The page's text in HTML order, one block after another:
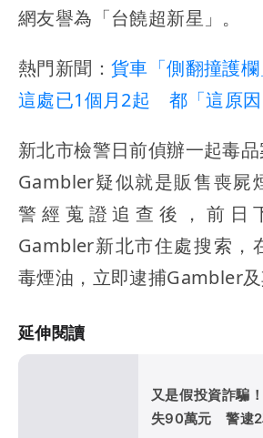
網友譽為「台饒超新星」。
熱門新聞： 貨車「側翻撞護欄
這處已1個月2起 都「這原
新北市檢警日前偵辦一起毒
Gambler疑似就是販售喪屍
警經蒐證追查後，前日
Gambler新北市住處搜索，
毒煙油，立即逮捕Gambler及
延伸閱讀
又是假投資詐騙
失90萬元 警逮2